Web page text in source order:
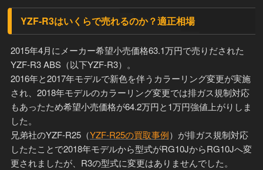
YZF-R3はいくらで売れるのか？適正相場
2015年4月にメーカー希望小売価格63.1万円で売りだされた
YZF-R3 ABS（以下YZF-R3）。
2016年と2017年モデルで新色を伴うカラーリング変更が実施
され、2018年モデルのカラーリング変更では排ガス規制対応
もあったため希望小売価格が64.2万円と1万円強値上がりしま
した。
兄弟社のYZF-R25（YZF-R25の買取事例）が排ガス規制対応
したたことで2018年モデルから型式がRG10JからRG10Jへ変
更されましたが、R3の型式に変更はありませんでした。